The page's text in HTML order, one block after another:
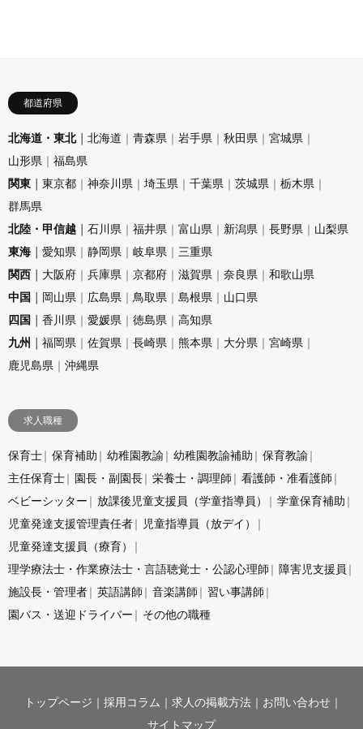
都道府県
北海道・東北 北海道 青森県 岩手県 秋田県
宮城県
山形県
福島県
関東
東京都 神奈川県 埼玉県 千葉県 茨城県
栃木県
群馬県
北陸・甲信越
石川県 福井県 富山県 新潟県 長野県
山梨県
東海
愛知県 静岡県 岐阜県
三重県
関西
大阪府 兵庫県 京都府 滋賀県 奈良県
和歌山県
中国
岡山県 広島県 鳥取県 島根県
山口県
四国
香川県 愛媛県 徳島県
高知県
九州
福岡県 佐賀県 長崎県 熊本県 大分県
宮崎県
鹿児島県
沖縄県
求人職種
保育士 保育補助 幼稚園教諭 幼稚園教諭補助
保育教諭
主任保育士
園長・副園長 栄養士・調理師
看護師・准看護師
ベビーシッター
放課後児童支援員（学童指導員）
学童保育補助
児童発達支援管理責任者
児童指導員（放デイ）
児童発達支援員（療育）
理学療法士・作業療法士・言語聴覚士・公認心理師
障害児支援員
施設長・管理者
英語講師 音楽講師
習い事講師
園バス・送迎ドライバー
その他の職種
トップページ 採用コラム 求人の掲載方法
お問い合わせ
サイトマップ